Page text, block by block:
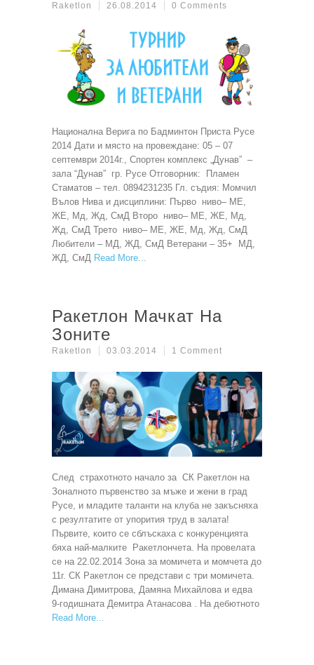
Raketlon 26.08.2014 0 Comments
Национална Верига по Бадминтон Приста Русе
2014 Дати и място на провеждане: 05 – 07
септември 2014г., Спортен комплекс „Дунав” –
зала “Дунав” гр. Русе Отговорник: Пламен
Стаматов – тел. 0894231235 Гл. съдия: Момчил
Вълов Нива и дисциплини: Първо ниво– МЕ,
ЖЕ, Мд, Жд, СмД Второ ниво– МЕ, ЖЕ, Мд,
Жд, СмД Трето ниво– МЕ, ЖЕ, Мд, Жд, СмД
Любители – МД, ЖД, СмД Ветерани – 35+ МД,
ЖД, СмД Read More
Ракетлон Мачкат На
Зоните
Raketlon 03.03.2014 1 Comment
След страхотното начало за СК Ракетлон на
Зоналното първенство за мъже и жени в град
Русе, и младите таланти на клуба не закъсняха
с резултатите от упорития труд в залата!
Първите, които се сблъскаха с конкуренцията
бяха най-малките Ракетлончета. На провелата
се на 22.02.2014 Зона за момичета и момчета до
11г. СК Ракетлон се представи с три момичета.
Димана Димитрова, Дамяна Михайлова и едва
9-годишната Демитра Атанасова . На дебютното
Read More